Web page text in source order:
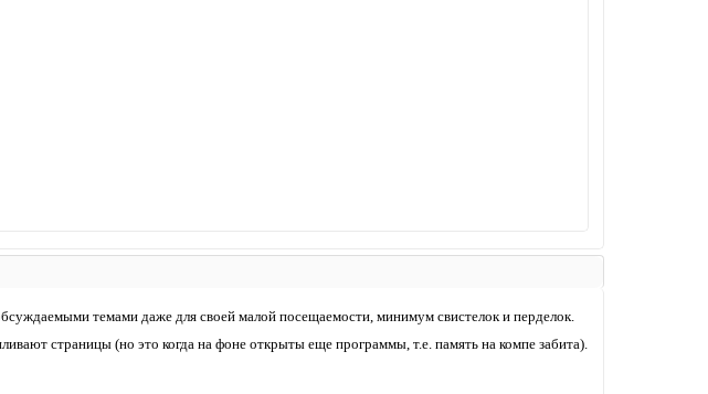
темами даже для своей малой посещаемости, минимум свистелок и перделок.
страницы (но это когда на фоне открыты еще программы, т.е. память на компе забита).